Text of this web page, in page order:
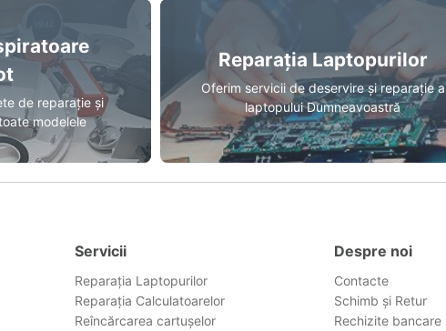
de reparație și
modelele
Reparația Laptopurilor
Oferim servicii de deservire și reparație a
laptopului Dumneavoastră
Servicii
Reparația Laptopurilor
Reparația Calculatoarelor
Reîncărcarea cartușelor
Despre noi
Contacte
Schimb și Retur
Rechizite bancare